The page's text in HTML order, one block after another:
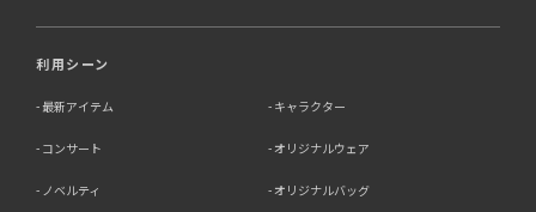
利用シーン
最新アイテム キャラクター
コンサート オリジナルウェア
ノベルティ オリジナルバッグ